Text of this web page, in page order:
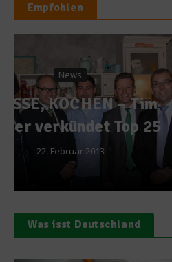
Empfohlen
Zitronen
– Stefan
Was isst Deutschland